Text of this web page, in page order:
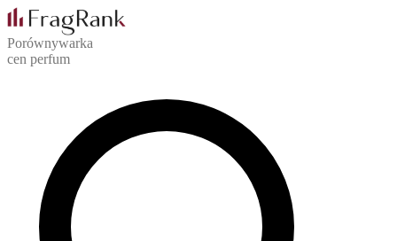
Porównywarka
cen perfum